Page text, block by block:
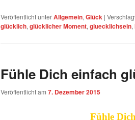
Veröffentlicht unterAllgemein, Glück |
glücklich, glücklicher Moment, gluecklichsein,
Fühle Dich einfach
Veröffentlicht am 7. Dezember 2015
Fühle